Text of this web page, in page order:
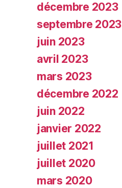
décembre 2023
septembre 2023
juin 2023
avril 2023
mars 2023
décembre 2022
juin 2022
janvier 2022
juillet 2021
juillet 2020
mars 2020